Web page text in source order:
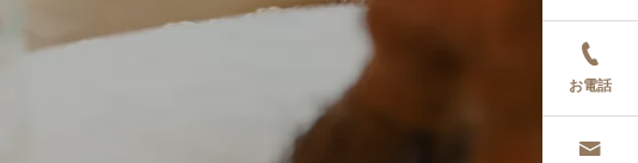
お電話